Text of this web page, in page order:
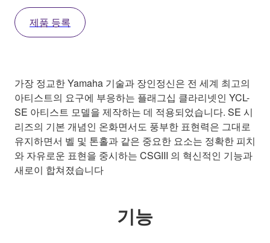
제품 등록
가장 정교한 Yamaha 기술과 장인정신은 전 세계 최고의
아티스트의 요구에 부응하는 플래그십 클라리넷인 YCL-
SE 아티스트 모델을 제작하는 데 적용되었습니다. SE 시
리즈의 기본 개념인 온화면서도 풍부한 표현력은 그대로
유지하면서 벨 및 톤홀과 같은 중요한 요소는 정확한 피치
와 자유로운 표현을 중시하는 CSGIII 의 혁신적인 기능과
새로이 합쳐졌습니다
기능